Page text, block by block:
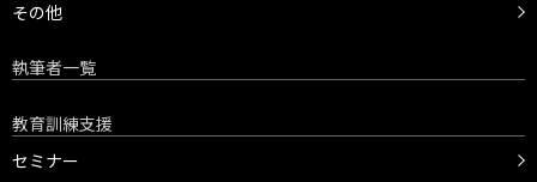
その他
執筆者一覧
教育訓練支援
セミナー